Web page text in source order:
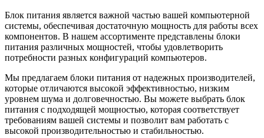
Блок питания является важной частью вашей компьютерной
системы, обеспечивая достаточную мощность для работы всех
компонентов. В нашем ассортименте представлены блоки
питания различных мощностей, чтобы удовлетворить
потребности разных конфигураций компьютеров.
Мы предлагаем блоки питания от надежных производителей,
которые отличаются высокой эффективностью, низким
уровнем шума и долговечностью. Вы можете выбрать блок
питания с подходящей мощностью, которая соответствует
требованиям вашей системы и позволит вам работать с
высокой производительностью и стабильностью.